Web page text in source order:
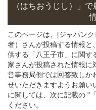
（はちおうじし）」 で
このページは、[ジャパン
者）さんが投稿する情報と
供する「八王子市」に関す
家さんが投稿された情報に
営事務局側では回答致しか
せいただきますようお願い
に関しては、次に記載の "
ください。